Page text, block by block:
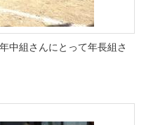
年中組さんにとって年長組さ